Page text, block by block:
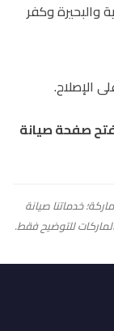
والبحيرة وكفر
الإصلاح.
صفحة صيانة
خدماتنا صيانة
للتوضيح فقط.